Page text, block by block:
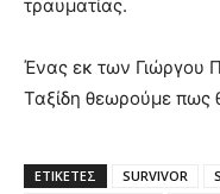
τραυματίας.
Ένας εκ των Γιώργου
Ταξίδη θεωρούμε πως
ΕΤΙΚΈΤΕΣ SURVIVOR